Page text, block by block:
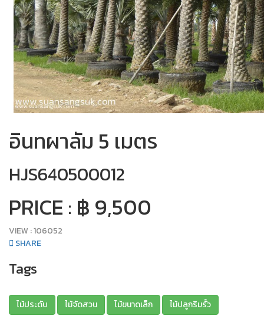
อินทผาลัม 5 เมตร
HJS640500012
PRICE : ฿ 9,500
VIEW :106052
SHARE
Tags
ไม้ประดับ ไม้จัดสวน ไม้ขนาดเล็ก ไม้ปลูกริมรั้ว